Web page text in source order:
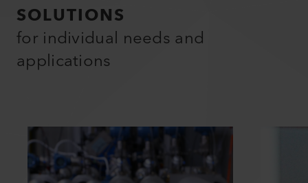
SOLUTIONS
for individual needs and
applications